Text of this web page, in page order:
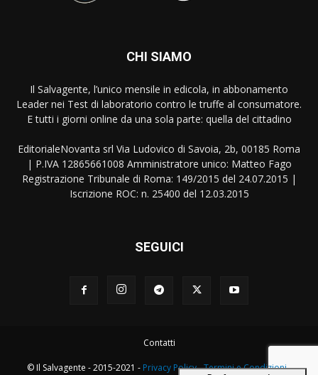
CHI SIAMO
Il Salvagente, l’unico mensile in edicola, in abbonamento
Leader nei Test di laboratorio contro le truffe al consumatore.
E tutti i giorni online da una sola parte: quella del cittadino
EditorialeNovanta srl Via Ludovico di Savoia, 2b, 00185 Roma
| P.IVA 12865661008 Amministratore unico: Matteo Fago
Registrazione Tribunale di Roma: 149/2015 del 24.07.2015 |
Iscrizione ROC: n. 25400 del 12.03.2015
SEGUICI
Contatti
© Il Salvagente - 2015-2021 - Privacy Policy-Termini e Condizioni-